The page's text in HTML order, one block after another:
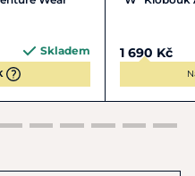
Skladem 1 690 Kč